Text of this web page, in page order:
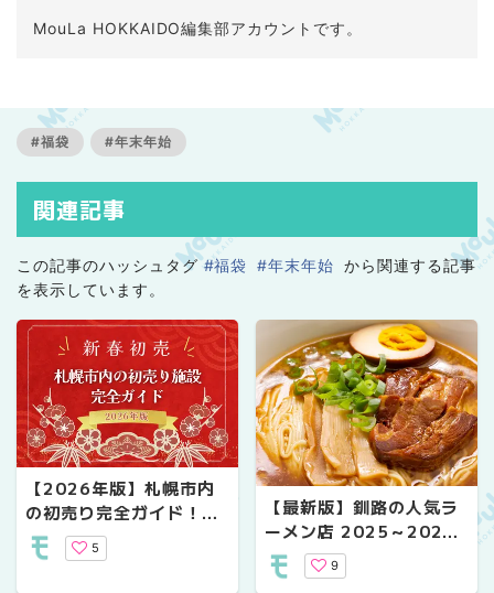
MouLa HOKKAIDO編集部アカウントです。
#福袋 #年末年始
関連記事
この記事のハッシュタグ#福袋 #年末年始 から関連する記事
を表示しています。
【2026年版】札幌市内
の初売り完全ガイド！主
要な施設の営業日と営業
時間まとめ
5
【最新版】釧路の人気ラ
ーメン店 2025～2026
年 年末年始の営業情報
9